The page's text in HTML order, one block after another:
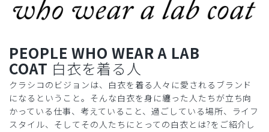
PEOPLE WHO WEAR A LAB
COAT 白衣を着る人
クラシコのビジョンは、白衣を着る人々に愛されるブランド
になるということ。そんな白衣を身に纏った人たちが立ち向
かっている仕事、考えていること、過ごしている場所、ライフ
スタイル、そしてその人たちにとっての白衣とは?をご紹介し